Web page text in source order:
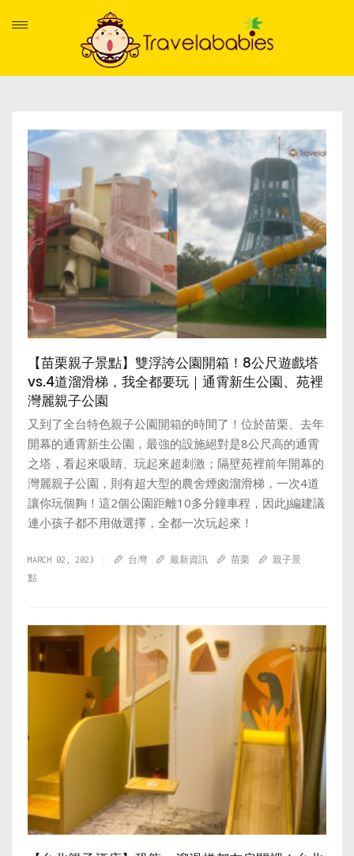
【苗栗親子景點】雙浮誇公園開箱！8公尺遊戲塔
vs.4道溜滑梯，我全都要玩｜通霄新生公園、苑裡
灣麗親子公園
又到了全台特色親子公園開箱的時間了！位於苗栗、去年
開幕的通霄新生公園，最強的設施絕對是8公尺高的通霄
之塔，看起來吸睛、玩起來超刺激；隔壁苑裡前年開幕的
灣麗親子公園，則有超大型的農舍煙囪溜滑梯，一次4道
讓你玩個夠！這2個公園距離10多分鐘車程，因此J編建議
連小孩子都不用做選擇，全都一次玩起來！
MARCH 02, 2023 台灣 最新資訊 苗栗
親子景
點